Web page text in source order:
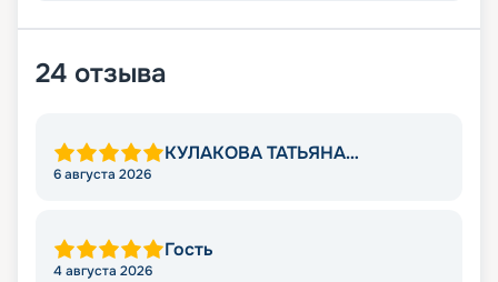
24 отзыва
КУЛАКОВА ТАТЬЯНА
6 августа 2026
Гость
4 августа 2026